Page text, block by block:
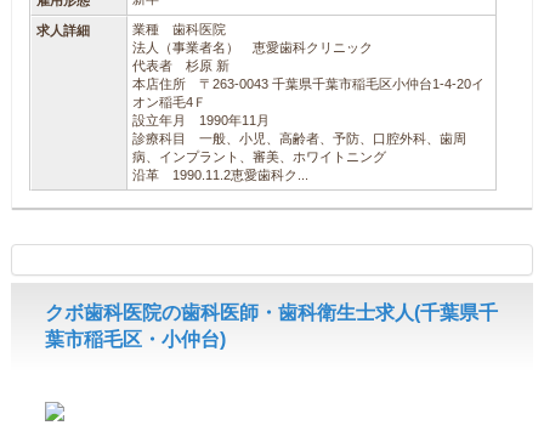
求人詳細
業種 歯科医院
法人（事業者名） 恵愛歯科クリニック
代表者 杉原 新
本店住所 〒263-0043 千葉県千葉市稲毛区小仲台1-4-20イ
オン稲毛4Ｆ
設立年月 1990年11月
診療科目 一般、小児、高齢者、予防、口腔外科、歯周
病、インプラント、審美、ホワイトニング
沿革 1990.11.2恵愛歯科ク...
クボ歯科医院の歯科医師・歯科衛生士求人(千葉県千
葉市稲毛区・小仲台)